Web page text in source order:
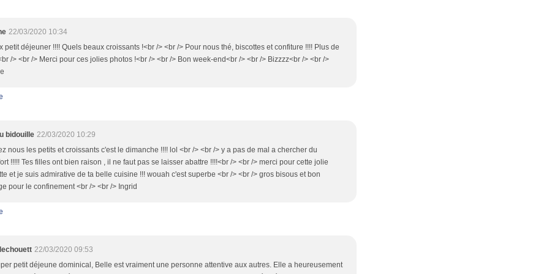
22/03/2020 10:34
petit déjeuner !!!! Quels beaux croissants !<br /> <br /> Pour nous thé, biscottes et confiture !!!! Plus de
/> <br /> Merci pour ces jolies photos !<br /> <br /> Bon week-end<br /> <br /> Bizzzz<br /> <br />
bidouille 22/03/2020 10:29
nous les petits et croissants c'est le dimanche !!!! lol <br /> <br /> y a pas de mal a chercher du
!!!!! Tes filles ont bien raison , il ne faut pas se laisser abattre !!!!<br /> <br /> merci pour cette jolie
et je suis admirative de ta belle cuisine !!! wouah c'est superbe <br /> <br /> gros bisous et bon
pour le confinement <br /> <br /> Ingrid
22/03/2020 09:53
petit déjeune dominical, Belle est vraiment une personne attentive aux autres. Elle a heureusement